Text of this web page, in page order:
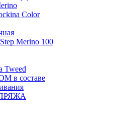
Color
Merino 100
Tweed
в составе